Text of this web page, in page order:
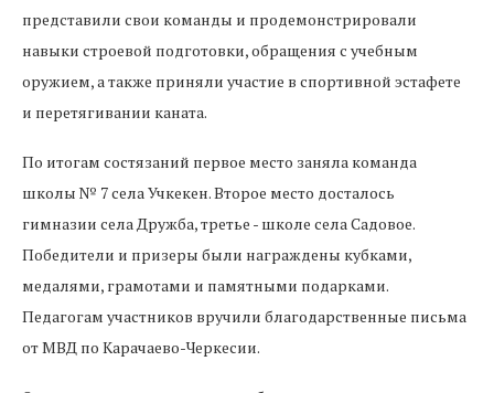
представили свои команды и продемонстрировали
навыки строевой подготовки, обращения с учебным
оружием, а также приняли участие в спортивной эстафете
и перетягивании каната.
По итогам состязаний первое место заняла команда
школы № 7 села Учкекен. Второе место досталось
гимназии села Дружба, третье - школе села Садовое.
Победители и призеры были награждены кубками,
медалями, грамотами и памятными подарками.
Педагогам участников вручили благодарственные письма
от МВД по Карачаево-Черкесии.